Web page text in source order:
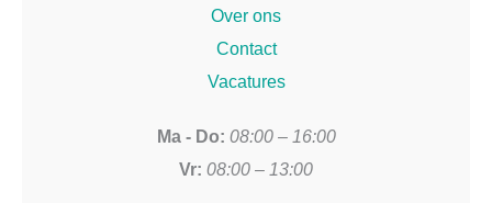
Over ons
Contact
Vacatures
Ma - Do: 08:00 – 16:00
Vr: 08:00 – 13:00